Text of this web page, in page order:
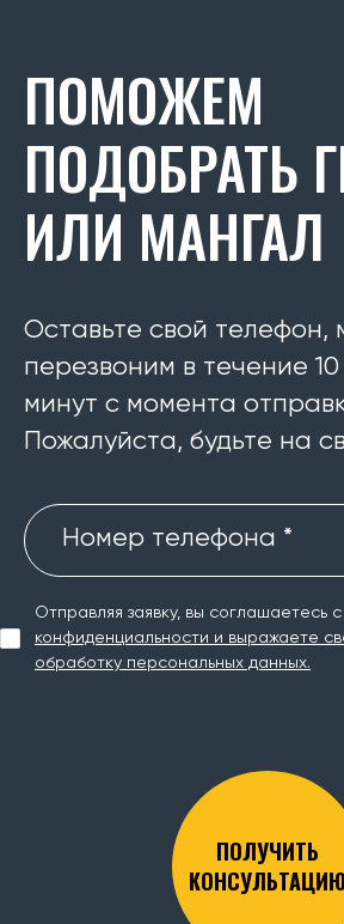
ПОМОЖЕМ
ПОДОБРАТЬ
ИЛИ МАНГАЛ
Оставьте свой телефон,
перезвоним в течение
минут с момента
Пожалуйста, будьте на
Номер телефона *
Отправляя заявку, вы соглашаетесь с
конфиденциальности и выражаете
обработку персональных данных.
ПОЛУЧИТЬ
КОНСУЛЬТАЦИЮ